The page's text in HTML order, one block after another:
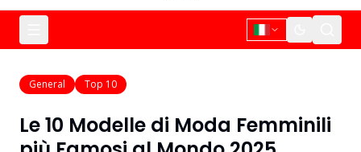
General Top 10
Le 10 Modelle di Moda Femminili